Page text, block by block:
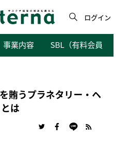
ログイン
事業内容 SBL（有料会員向けサ
賄うプラネタリー・ヘ
は